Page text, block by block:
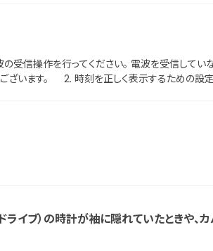
ざいます。 2. 時刻を正しく表示するための設
ブ）の時計が袖に隠れていたときや、